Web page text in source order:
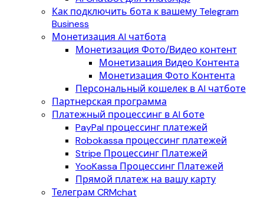
Как подключить бота к вашему Telegram
Business
Монетизация AI чатбота
Монетизация Фото/Видео контент
Монетизация Видео Контента
Монетизация Фото Контента
Персональный кошелек в AI чатботе
Партнерская программа
Платежный процессинг в AI боте
PayPal процессинг платежей
Robokassa процессинг платежей
Stripe Процессинг Платежей
YooKassa Процессинг Платежей
Прямой платеж на вашу карту
Телеграм CRMchat